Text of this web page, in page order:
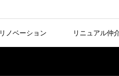
リノベーション リニュアル仲